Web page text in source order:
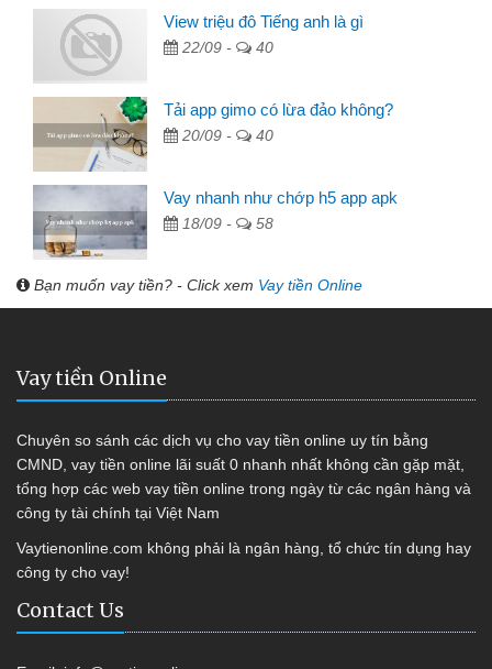
View triệu đô Tiếng anh là gì
22/09 - 40
Tải app gimo có lừa đảo không?
20/09 - 40
Vay nhanh như chớp h5 app apk
18/09 - 58
Bạn muốn vay tiền? - Click xem Vay tiền Online
Vay tiền Online
Chuyên so sánh các dịch vụ cho vay tiền online uy tín bằng
CMND, vay tiền online lãi suất 0 nhanh nhất không cần gặp mặt,
tổng hợp các web vay tiền online trong ngày từ các ngân hàng và
công ty tài chính tại Việt Nam
Vaytienonline.com không phải là ngân hàng, tổ chức tín dụng hay
công ty cho vay!
Contact Us